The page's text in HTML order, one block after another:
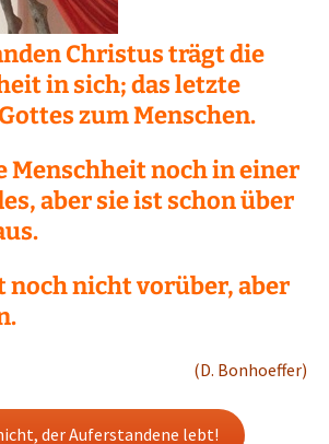
Christus trägt die
in sich; das letzte
zum Menschen.
Menschheit noch in einer
aber sie ist schon über
noch nicht vorüber, aber
(D. Bonhoeffer)
der Auferstandene lebt!